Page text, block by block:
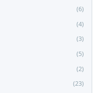
(6)
(4)
(3)
(5)
(2)
(23)